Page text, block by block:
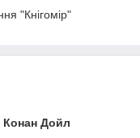
"Кнігомір"
Конан Дойл